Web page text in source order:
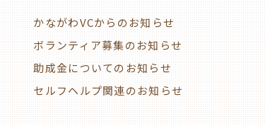
かながわVCからのお知らせ
ボランティア募集のお知らせ
助成金についてのお知らせ
セルフヘルプ関連のお知らせ